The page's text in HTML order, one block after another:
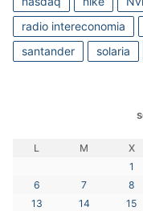
radio intereconomia
santander
solaria
L M X
1
6
7 8
13
14 15